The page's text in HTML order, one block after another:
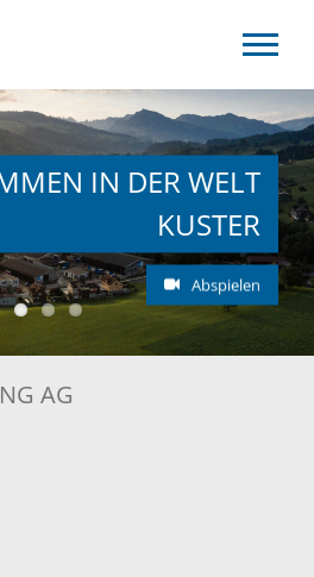
IN DER WELT
KUSTER
Abspielen
AG